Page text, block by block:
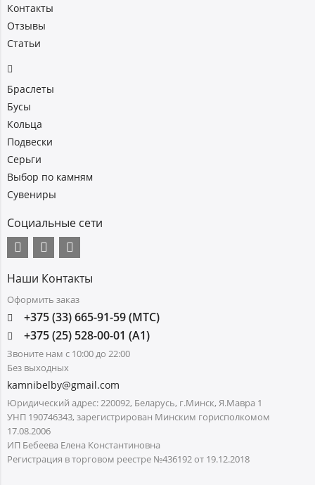
Контакты
Отзывы
Статьи
Браслеты
Бусы
Кольца
Подвески
Серьги
Выбор по камням
Сувениры
Социальные сети
Наши Контакты
Оформить заказ
+375 (33) 665-91-59 (МТС)
+375 (25) 528-00-01 (А1)
Звоните нам с 10:00 до 22:00
Без выходных
kamnibelby@gmail.com
Юридический адрес: 220092, Беларусь, г.Минск, Я.Мавра 1
УНП 190746343, зарегистрирован Минским горисполкомом
17.08.2006
ИП Бебеева Елена Константиновна
Регистрация в торговом реестре №436192 от 19.12.2018